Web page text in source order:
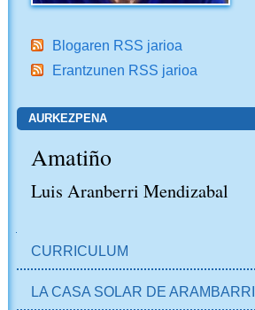
Blogaren RSS jarioa
Erantzunen RSS jarioa
AURKEZPENA
Amatiño
Luis Aranberri Mendizabal
CURRICULUM
LA CASA SOLAR DE ARAMBARRI